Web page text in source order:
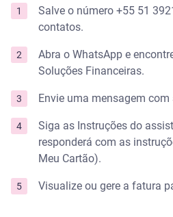
Salve o número +55 51
contatos.
Abra o WhatsApp e
Soluções Financeiras.
Envie uma mensagem com
Siga as Instruções do
responderá com as
Meu Cartão).
Visualize ou gere a fatura